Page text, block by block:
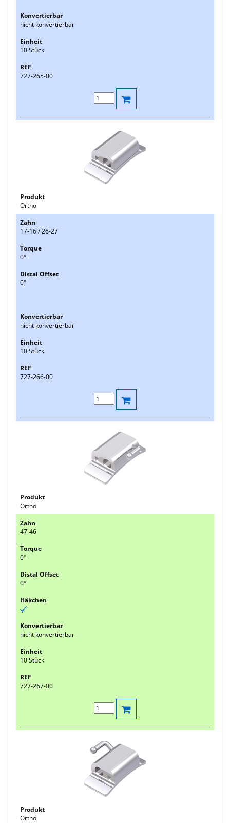
nicht konvertierbar
10 Stück
727-265-00
Ortho
17-16 / 26-27
0°
0°
nicht konvertierbar
10 Stück
727-266-00
Ortho
47-46
0°
0°
nicht konvertierbar
10 Stück
727-267-00
Ortho